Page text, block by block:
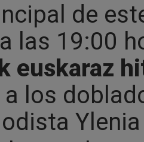
de
las 19:00
euskaraz
a los